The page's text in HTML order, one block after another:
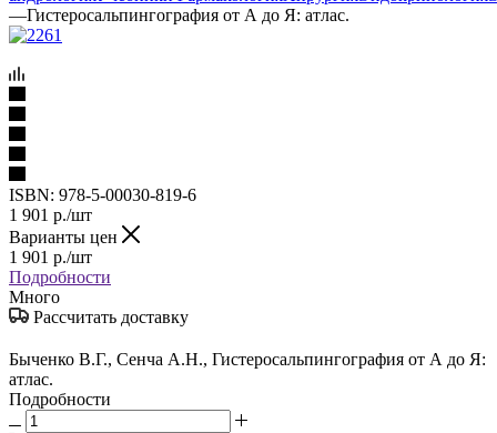
—Гистеросальпингография от А до Я: атлас.
ISBN: 978-5-00030-819-6
1 901 р./шт
Варианты цен
1 901 р./шт
Подробности
Много
Рассчитать доставку
Быченко В.Г., Сенча А.Н., Гистеросальпингография от А до Я:
атлас.
Подробности